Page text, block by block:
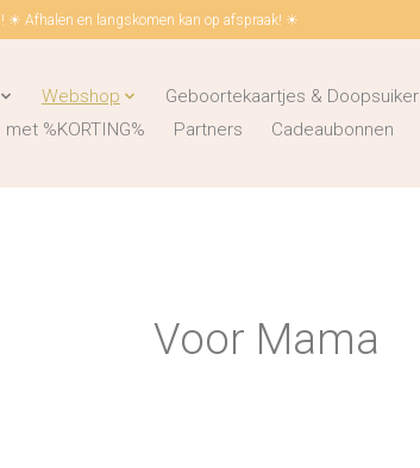
☀ Afhalen en langskomen kan op afspraak! ☀
Webshop Geboortekaartjes & Doopsuiker
%KORTING%
Partners Cadeaubonnen
Voor Mama